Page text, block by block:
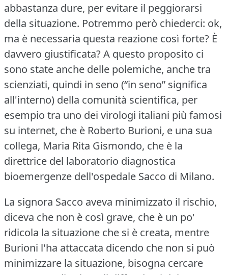
abbastanza dure, per evitare il peggiorarsi
della situazione. Potremmo però chiederci: ok,
ma è necessaria questa reazione così forte? È
davvero giustificata?A questo proposito ci
sono state anche delle polemiche, anche tra
scienziati, quindi in seno (“in seno” significa
all'interno) della comunità scientifica, per
esempio tra uno dei virologi italiani più famosi
su internet, che è Roberto Burioni, e una sua
collega, Maria Rita Gismondo, che è la
direttrice del laboratorio diagnostica
bioemergenze dell'ospedale Sacco di Milano.
La signora Sacco aveva minimizzato il rischio,
diceva che non è così grave, che è un po'
ridicola la situazione che si è creata, mentre
Burioni l'ha attaccata dicendo che non si può
minimizzare la situazione, bisogna cercare